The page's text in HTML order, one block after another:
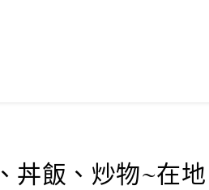
丼飯、炒物~在地